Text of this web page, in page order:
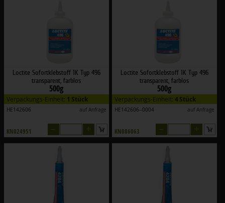
Loctite Sofortklebstoff 1K Typ 496
transparent, farblos
500g
Verpackungs-Einheit: 1 Stück
HE142606 auf Anfrage
KN024951
Loctite Sofortklebstoff 1K Typ 496
transparent, farblos
500g
Verpackungs-Einheit:4 Stück
HE142606--0004 auf Anfrage
KN086063